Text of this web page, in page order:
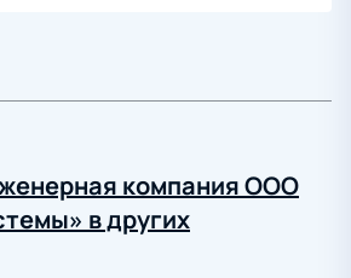
компания ООО
в других